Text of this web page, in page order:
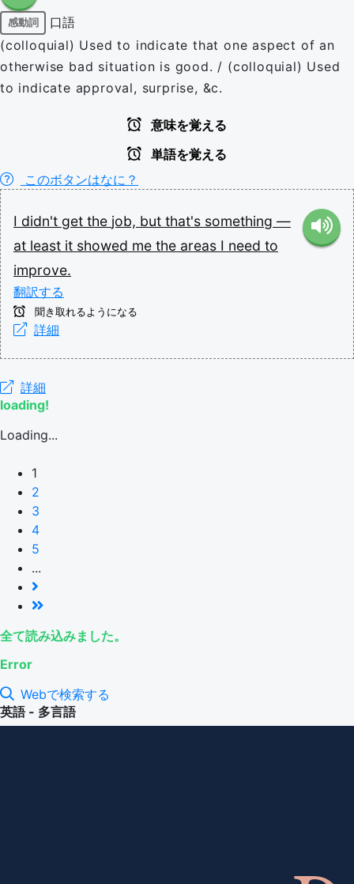
感動詞
口語
(colloquial) Used to indicate that one aspect of an
otherwise bad situation is good. / (colloquial) Used
to indicate approval, surprise, &c.
意味を覚える
単語を覚える
このボタンはなに？
I didn't get the job, but that's something —
at least it showed me the areas I need to
improve.
翻訳する
聞き取れるようになる
詳細
詳細
loading!
Loading...
1
2
3
4
5
...
全て読み込みました。
Error
Webで検索する
英語 - 多言語